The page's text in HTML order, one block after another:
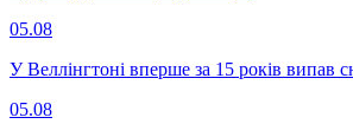
05.08
У Веллінгтоні вперше за 15 років випав
05.08